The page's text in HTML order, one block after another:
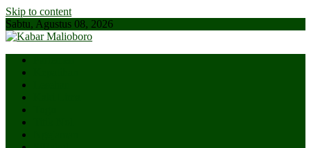
Skip to content
Sabtu, Agustus 08, 2026